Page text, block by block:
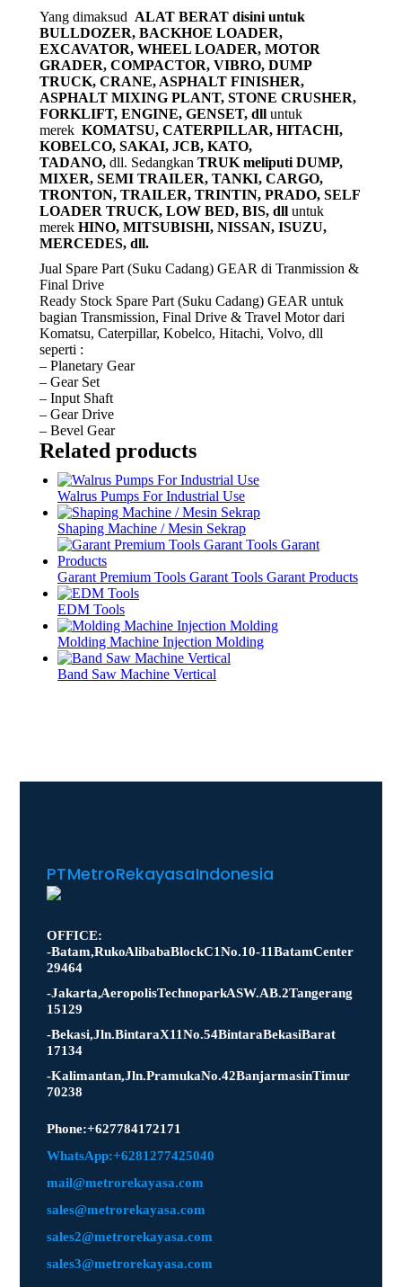
Yang dimaksud ALAT BERAT disini untuk
BULLDOZER, BACKHOE LOADER,
EXCAVATOR, WHEEL LOADER, MOTOR
GRADER, COMPACTOR, VIBRO, DUMP
TRUCK, CRANE, ASPHALT FINISHER,
ASPHALT MIXING PLANT, STONE CRUSHER,
FORKLIFT, ENGINE, GENSET, dll untuk
merek KOMATSU, CATERPILLAR, HITACHI,
KOBELCO, SAKAI, JCB, KATO,
TADANO, dll. Sedangkan TRUK meliputi DUMP,
MIXER, SEMI TRAILER, TANKI, CARGO,
TRONTON, TRAILER, TRINTIN, PRADO, SELF
LOADER TRUCK, LOW BED, BIS, dll untuk
merek HINO, MITSUBISHI, NISSAN, ISUZU,
MERCEDES, dll.
Jual Spare Part (Suku Cadang) GEAR di Tranmission &
Final Drive
Ready Stock Spare Part (Suku Cadang) GEAR untuk
bagian Transmission, Final Drive & Travel Motor dari
Komatsu, Caterpillar, Kobelco, Hitachi, Volvo, dll
seperti :
– Planetary Gear
– Gear Set
– Input Shaft
– Gear Drive
– Bevel Gear
Related products
Walrus Pumps For Industrial Use
Shaping Machine / Mesin Sekrap
Garant Premium Tools Garant Tools Garant Products
EDM Tools
Molding Machine Injection Molding
Band Saw Machine Vertical
PT Metro Rekayasa Indonesia
OFFICE:
- Batam, Ruko Alibaba Block C1 No. 10-11 Batam Center
29464
- Jakarta, Aeropolis Technopark ASW.AB.2 Tangerang
15129
- Bekasi, Jln. Bintara X11 No.54 Bintara Bekasi Barat
17134
- Kalimantan, Jln. Pramuka No.42 Banjarmasin Timur
70238
Phone : +627784172171
WhatsApp: +6281277425040
mail@metrorekayasa.com
sales@metrorekayasa.com
sales2@metrorekayasa.com
sales3@metrorekayasa.com